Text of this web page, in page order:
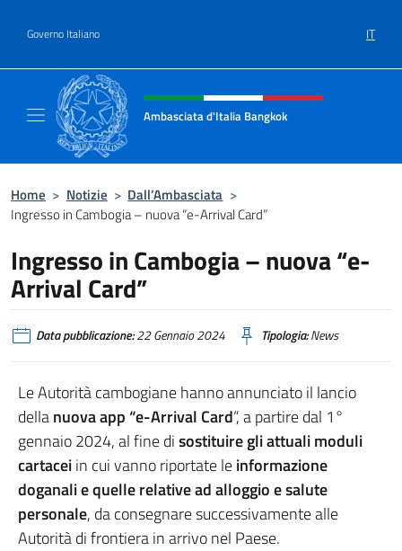
Governo Italiano IT
Intestazione sito, social e menù
Ambasciata d'Italia Bangkok
Home > Notizie > Dall’Ambasciata >
Ingresso in Cambogia – nuova “e-Arrival Card”
Ingresso in Cambogia – nuova “e-
Arrival Card”
Data pubblicazione:22 Gennaio 2024 Tipologia:News
Le Autorità cambogiane hanno annunciato il lancio
dellanuova app “e-Arrival Card“, a partire dal 1°
gennaio 2024, al fine disostituire gli attuali moduli
cartaceiin cui vanno riportate leinformazione
doganali e quelle relative ad alloggio e salute
personale, da consegnare successivamente alle
Autorità di frontiera in arrivo nel Paese.